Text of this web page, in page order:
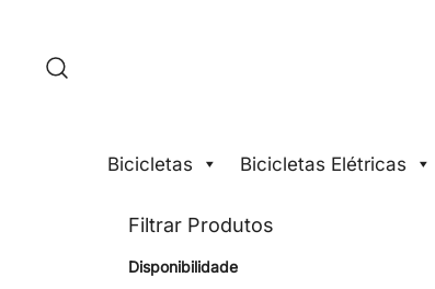
Bicicletas Bicicletas Elétricas
Filtrar Produtos
Disponibilidade